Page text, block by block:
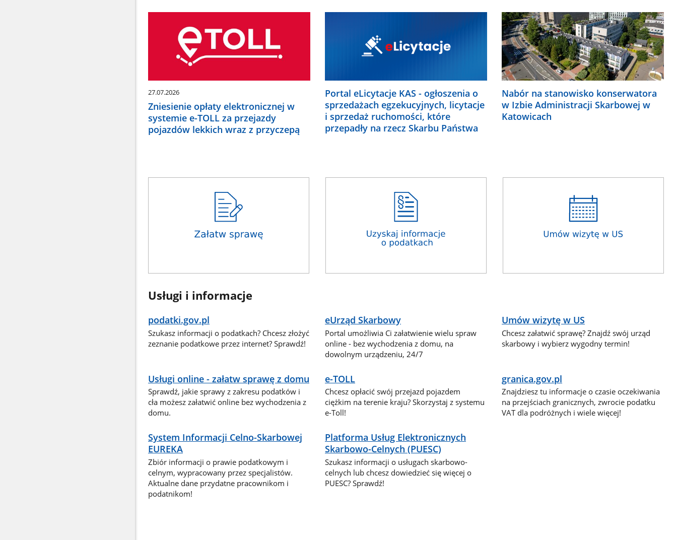
27.07.2026
Zniesienie opłaty elektronicznej w
systemie e-TOLL za przejazdy
pojazdów lekkich wraz z przyczepą
Portal eLicytacje KAS - ogłoszenia o
sprzedażach egzekucyjnych, licytacje
i sprzedaż ruchomości, które
przepadły na rzecz Skarbu Państwa
Nabór na stanowisko konserwatora
w Izbie Administracji Skarbowej w
Katowicach
Usługi i informacje
podatki.gov.pl
Szukasz informacji o podatkach? Chcesz złożyć
zeznanie podatkowe przez internet? Sprawdź!
eUrząd Skarbowy
Portal umożliwia Ci załatwienie wielu spraw
online - bez wychodzenia z domu, na
dowolnym urządzeniu, 24/7
Umów wizytę w US
Chcesz załatwić sprawę? Znajdź swój urząd
skarbowy i wybierz wygodny termin!
Usługi online - załatw sprawę z domu
Sprawdź, jakie sprawy z zakresu podatków i
cła możesz załatwić online bez wychodzenia z
domu.
e-TOLL
Chcesz opłacić swój przejazd pojazdem
ciężkim na terenie kraju? Skorzystaj z systemu
e-Toll!
granica.gov.pl
Znajdziesz tu informacje o czasie oczekiwania
na przejściach granicznych, zwrocie podatku
VAT dla podróżnych i wiele więcej!
System Informacji Celno-Skarbowej
EUREKA
Zbiór informacji o prawie podatkowym i
celnym, wypracowany przez specjalistów.
Aktualne dane przydatne pracownikom i
podatnikom!
Platforma Usług Elektronicznych
Skarbowo-Celnych (PUESC)
Szukasz informacji o usługach skarbowo-
celnych lub chcesz dowiedzieć się więcej o
PUESC? Sprawdź!